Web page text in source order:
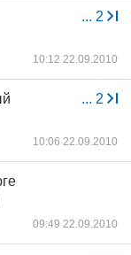
... 2
10:12 22.09.2010
... 2
10:06 22.09.2010
09:49 22.09.2010